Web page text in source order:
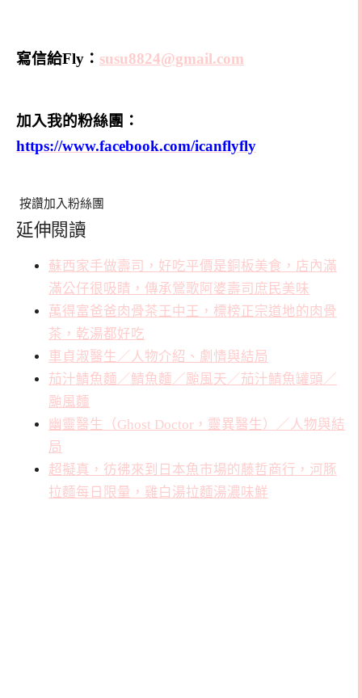
寫信給Fly： susu8824@gmail.com
加入我的粉絲團：
https://www.facebook.com/icanflyfly
按讚加入粉絲團
延伸閱讀
蘇西家手做壽司，好吃平價是銅板美食，店內滿
滿公仔很吸睛，傳承鶯歌阿婆壽司庶民美味
萬得富爸爸肉骨茶王中王，標榜正宗道地的肉骨
茶，乾湯都好吃
車貞淑醫生／人物介紹、劇情與結局
茄汁鯖魚麵／鯖魚麵／颱風天／茄汁鯖魚罐頭／
颱風麵
幽靈醫生（Ghost Doctor，靈異醫生）／人物與結
局
超擬真，彷彿來到日本魚市場的藤哲商行，河豚
拉麵每日限量，雞白湯拉麵湯濃味鮮